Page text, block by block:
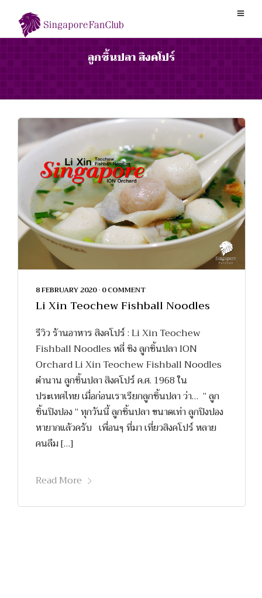
ลูกชิ้นปลา สิงคโปร์
8 FEBRUARY 2020 • 0 COMMENT
Li Xin Teochew Fishball Noodles
รีวิว ร้านอาหาร สิงคโปร์ : Li Xin Teochew
Fishball Noodles หลี่ ซิง ลูกชิ้นปลา ION
Orchard Li Xin Teochew Fishball Noodles
ตำนาน ลูกชิ้นปลา สิงคโปร์ ค.ศ. 1968 ใน
ประเทศไทย เมื่อก่อนเราเรียกลูกชิ้นปลา ว่า… ” ลูก
ชิ้นปิงปอง ” ทุกวันนี้ ลูกชิ้นปลา ขนาดเท่า ลูกปิงปอง
หายากแล้วครับ เพื่อนๆ ที่มา เที่ยวสิงคโปร์ หลาย
คนลืม […]
Read More